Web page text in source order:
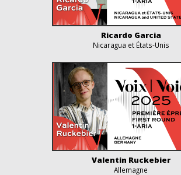
Ricardo Garcia
Nicaragua et États-Unis
Valentin Ruckebier
Allemagne